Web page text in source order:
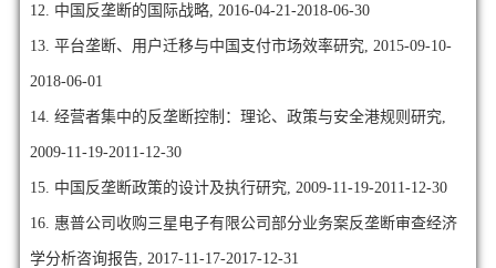
12. 中国反垄断的国际战略, 2016-04-21-2018-06-30
13. 平台垄断、用户迁移与中国支付市场效率研究, 2015-09-10-
2018-06-01
14. 经营者集中的反垄断控制：理论、政策与安全港规则研究,
2009-11-19-2011-12-30
15. 中国反垄断政策的设计及执行研究, 2009-11-19-2011-12-30
16. 惠普公司收购三星电子有限公司部分业务案反垄断审查经济
学分析咨询报告, 2017-11-17-2017-12-31